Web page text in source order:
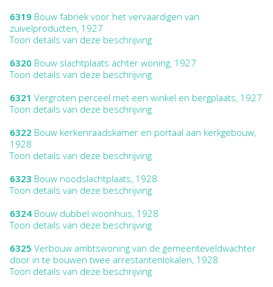
6319 Bouw fabriek voor het vervaardigen van
zuivelproducten, 1927
Toon details van deze beschrijving
6320 Bouw slachtplaats achter woning, 1927
Toon details van deze beschrijving
6321 Vergroten perceel met een winkel en bergplaats, 1927
Toon details van deze beschrijving
6322 Bouw kerkenraadskamer en portaal aan kerkgebouw,
1928
Toon details van deze beschrijving
6323 Bouw noodslachtplaats, 1928
Toon details van deze beschrijving
6324 Bouw dubbel woonhuis, 1928
Toon details van deze beschrijving
6325 Verbouw ambtswoning van de gemeenteveldwachter
door in te bouwen twee arrestantenlokalen, 1928
Toon details van deze beschrijving